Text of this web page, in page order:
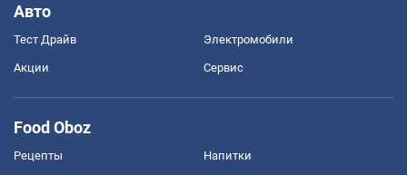
Авто
Тест Драйв Электромобили
Акции Сервис
Food Oboz
Рецепты Напитки